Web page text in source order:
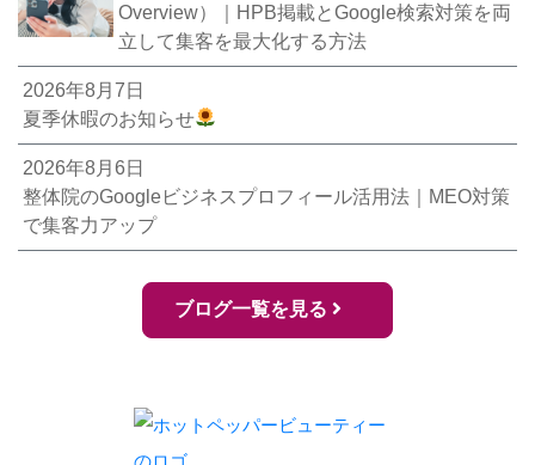
Overview）｜HPB掲載とGoogle検索対策を両
立して集客を最大化する方法
2026年8月7日
夏季休暇のお知らせ
2026年8月6日
整体院のGoogleビジネスプロフィール活用法｜MEO対策
で集客力アップ
ブログ一覧を見る